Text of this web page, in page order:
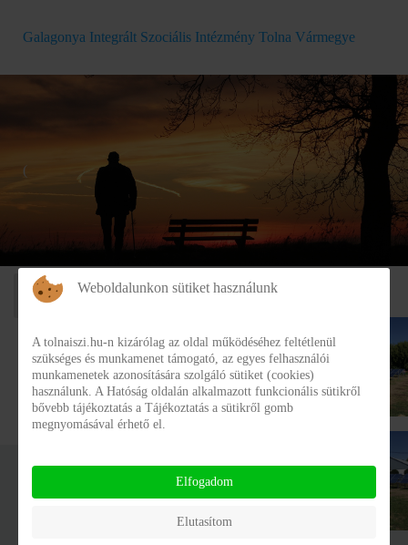
Galagonya Integrált Szociális Intézmény Tolna Vármegye
(
134.048.268 Ft
© Galagonya Integrált Szociális Intézmény Tolna Vármegye 2016 - 2026
Weboldalunkon sütiket használunk
A tolnaiszi.hu-n kizárólag az oldal működéséhez feltétlenül
szükséges és munkamenet támogató, az egyes felhasználói
munkamenetek azonosítására szolgáló sütiket (cookies)
használunk. A Hatóság oldalán alkalmazott funkcionális sütikről
bővebb tájékoztatás a Tájékoztatás a sütikről gomb
megnyomásával érhető el.
Elfogadom
Elutasítom